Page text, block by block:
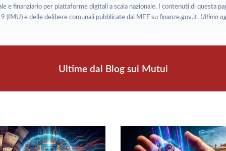
e finanziario per piattaforme digitali a scala nazionale. I contenuti di questa
e delle delibere comunali pubblicate dal MEF su finanze.gov.it. Ultimo
Ultime dal Blog sui Mutui